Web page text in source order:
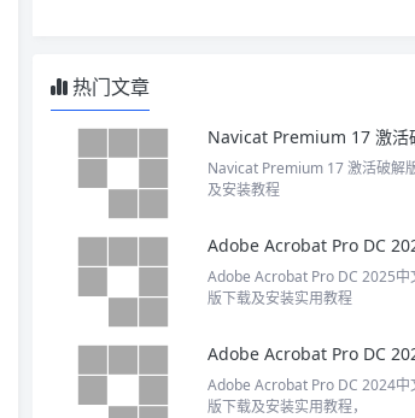
热门文章
Navicat Premium 17 激活破解
及安装教程
Adobe Acrobat Pro DC 2025中
版下载及安装实用教程
Adobe Acrobat Pro DC 2024中
版下载及安装实用教程，